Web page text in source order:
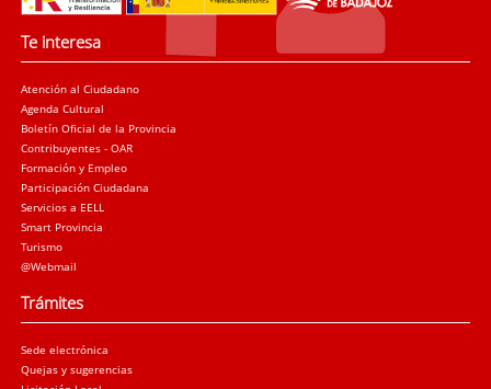
Te interesa
Atención al Ciudadano
Agenda Cultural
Boletín Oficial de la Provincia
Contribuyentes - OAR
Formación y Empleo
Participación Ciudadana
Servicios a EELL
Smart Provincia
Turismo
@Webmail
Trámites
Sede electrónica
Quejas y sugerencias